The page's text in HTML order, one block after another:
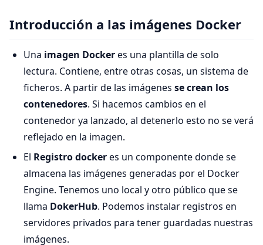
Introducción a las imágenes Docker
Una imagen Dockeres una plantilla de solo
lectura. Contiene, entre otras cosas, un sistema de
ficheros. A partir de las imágenes se crean los
contenedores. Si hacemos cambios en el
contenedor ya lanzado, al detenerlo esto no se verá
reflejado en la imagen.
El Registro dockeres un componente donde se
almacena las imágenes generadas por el Docker
Engine. Tenemos uno local y otro público que se
llama DokerHub. Podemos instalar registros en
servidores privados para tener guardadas nuestras
imágenes.